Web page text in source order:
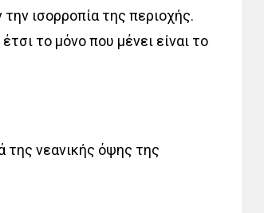
ισορροπία της περιοχής.
το μόνο που μένει είναι το
της νεανικής όψης της